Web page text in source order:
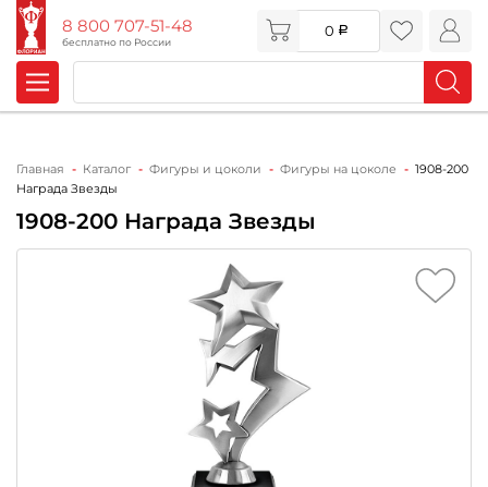
8 800 707-51-48
бесплатно по России
0
Главная Каталог Фигуры и цоколи Фигуры на цоколе
1908-200
Награда Звезды
1908-200 Награда Звезды